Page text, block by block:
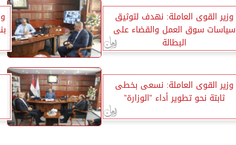
وزير القوى العاملة: نهدف لتوثيق
سياسات سوق العمل والقضاء على
البطالة
وزير القوى العاملة: نسعى بخطى
ثابتة نحو تطوير أداء ”الوزارة”